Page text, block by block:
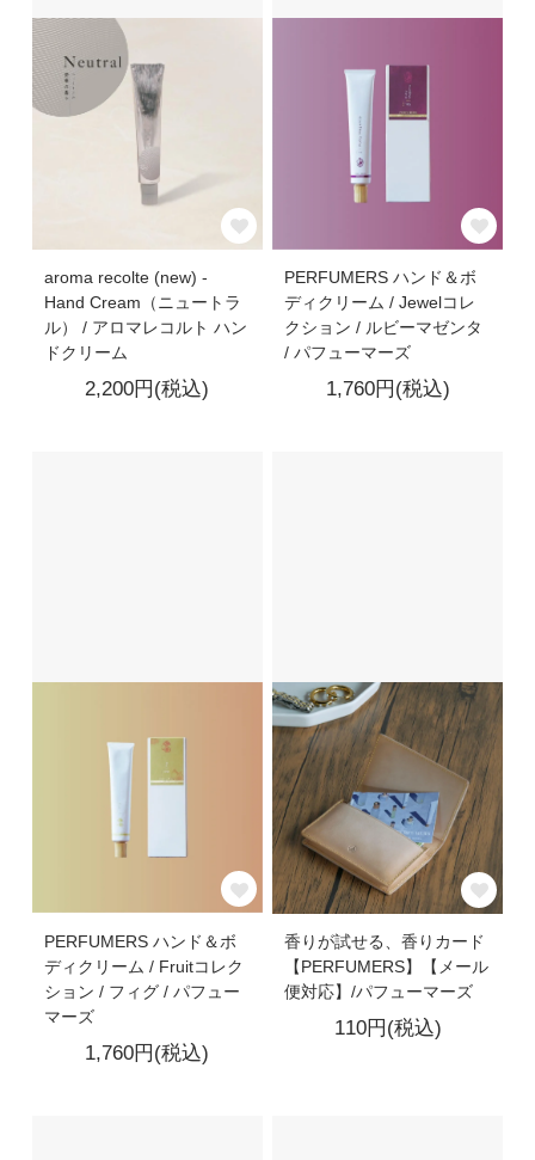
aroma recolte (new) -
Hand Cream（ニュートラ
ル） / アロマレコルト ハン
ドクリーム
2,200円(税込)
PERFUMERS ハンド＆ボ
ディクリーム / Jewelコレ
クション / ルビーマゼンタ
/ パフューマーズ
1,760円(税込)
PERFUMERS ハンド＆ボ
ディクリーム / Fruitコレク
ション / フィグ / パフュー
マーズ
1,760円(税込)
香りが試せる、香りカード
【PERFUMERS】【メール
便対応】/パフューマーズ
110円(税込)